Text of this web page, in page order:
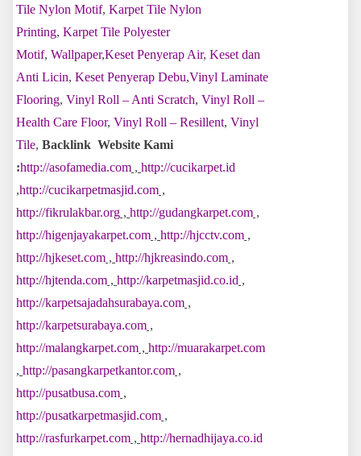
Tile Nylon Motif, Karpet Tile Nylon
Printing, Karpet Tile Polyester
Motif, Wallpaper,Keset Penyerap Air, Keset dan
Anti Licin, Keset Penyerap Debu,Vinyl Laminate
Flooring, Vinyl Roll – Anti Scratch, Vinyl Roll –
Health Care Floor, Vinyl Roll – Resillent, Vinyl
Tile, Backlink Website Kami
:http://asofamedia.com , http://cucikarpet.id
,http://cucikarpetmasjid.com ,
http://fikrulakbar.org , http://gudangkarpet.com ,
http://higenjayakarpet.com , http://hjcctv.com ,
http://hjkeset.com , http://hjkreasindo.com ,
http://hjtenda.com , http://karpetmasjid.co.id ,
http://karpetsajadahsurabaya.com ,
http://karpetsurabaya.com ,
http://malangkarpet.com , http://muarakarpet.com
, http://pasangkarpetkantor.com ,
http://pusatbusa.com ,
http://pusatkarpetmasjid.com ,
http://rasfurkarpet.com , http://hernadhijaya.co.id